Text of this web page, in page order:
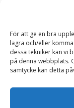
För att ge en bra
lagra och/eller
dessa tekniker kan vi
på denna webbplats.
samtycke kan detta